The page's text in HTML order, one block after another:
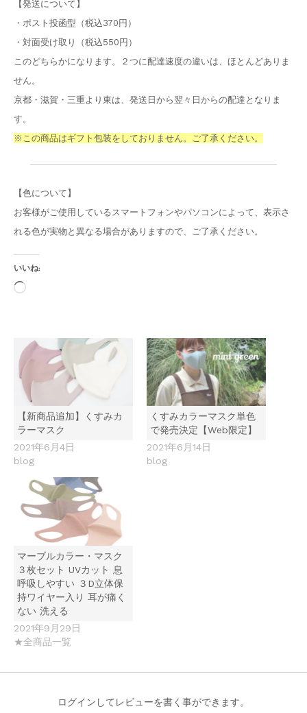
【発送について】
・ポスト投函型（税込370円）
・対面受け取り（税込550円）
このどちらかになります。２つに配達速度の違いは、ほとんどありま
せん。
京都・滋賀・三重より東は、発送日から翌々日からの配達となりま
す。
※この商品はギフト包装をしておりません。ご了承ください。
【色について】
お客様がご使用しているスマートフォンやパソコンによって、表示さ
れる色が実物と異なる場合がありますので、ご了承ください。
いいね:
読
【新商品追加】くすみカ
ラーマスク
2021年6月4日
blog
くすみカラーマスク単色
で発売決定【Web限定】
2021年6月14日
blog
マーブルカラー・マスク
３枚セット UVカット 息
呼吸しやすい ３D立体保
持ワイヤー入り 耳が痛く
ない 洗える
2021年9月29日
★全商品一覧
ログインしてレビューを書く事ができます。